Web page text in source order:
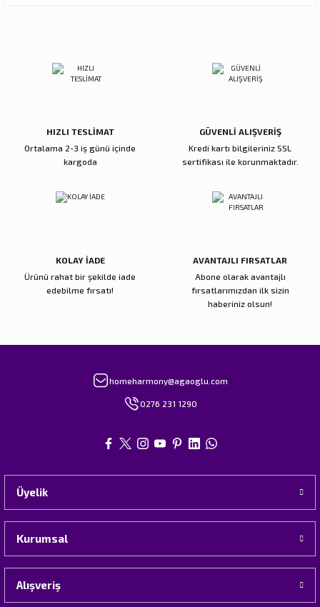
Ürün açıklamasında eksik bilgiler bulunuyor.
Ürün bilgilerinde hatalar bulunuyor.
HIZLI TESLİMAT
Ortalama 2-3 iş günü içinde
kargoda
GÜVENLİ ALIŞVERİŞ
Kredi kartı bilgileriniz SSL
sertifikası ile korunmaktadır.
KOLAY İADE
Ürünü rahat bir şekilde iade
edebilme fırsatı!
AVANTAJLI FIRSATLAR
Abone olarak avantajlı
fırsatlarımızdan ilk sizin
haberiniz olsun!
homeharmony@agaoglu.com
0276 231 1290
Üyelik
Kurumsal
Alışveriş